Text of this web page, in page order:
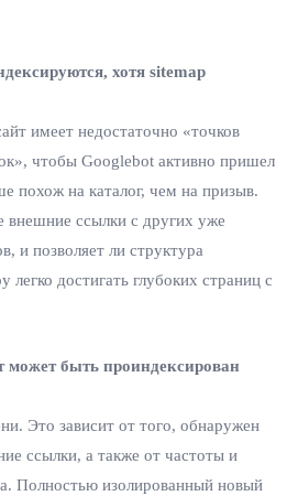
хотя sitemap
имеет недостаточно «точков
чтобы Googlebot активно пришел
похож на каталог, чем на призыв.
внешние ссылки с других уже
и позволяет ли структура
легко достигать глубоких страниц с
быть проиндексирован
Это зависит от того, обнаружен
ссылки, а также от частоты и
Полностью изолированный новый